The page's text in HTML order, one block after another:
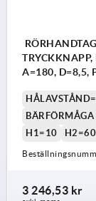
A=180, D=8,5,
H1=10
H2=60
3 246,53 kr